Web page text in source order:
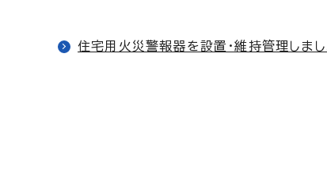
住宅用火災警報器を設置・維持管理しまし